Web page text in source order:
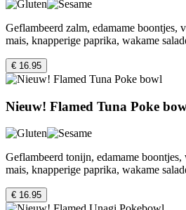
Geflambeerd zalm, edamame boontjes,
mais, knapperige paprika, wakame
€ 16.95
Nieuw! Flamed Tuna Poke
Geflambeerd tonijn, edamame
mais, knapperige paprika, wakame
€ 16.95